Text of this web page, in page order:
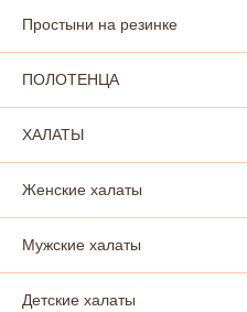
Простыни на резинке
ПОЛОТЕНЦА
ХАЛАТЫ
Женские халаты
Мужские халаты
Детские халаты